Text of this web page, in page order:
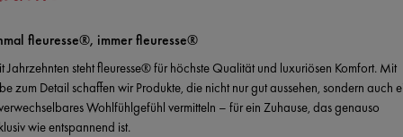
fleuresse®, immer fleuresse®
Jahrzehnten steht fleuresse® für höchste Qualität und luxuriösen Komfort. Mit
zum Detail schaffen wir Produkte, die nicht nur gut aussehen, sondern auch
Wohlfühlgefühl vermitteln – für ein Zuhause, das genauso
wie entspannend ist.